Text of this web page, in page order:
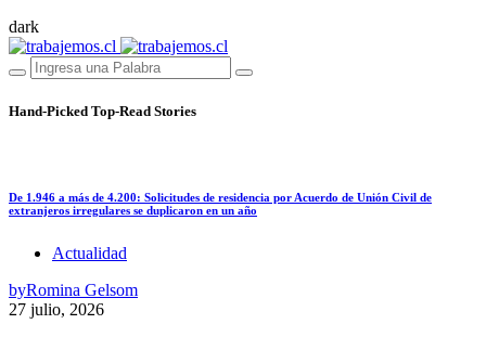
dark
Hand-Picked Top-Read Stories
De 1.946 a más de 4.200: Solicitudes de residencia por Acuerdo de Unión Civil de
extranjeros irregulares se duplicaron en un año
Actualidad
byRomina Gelsom
27 julio, 2026